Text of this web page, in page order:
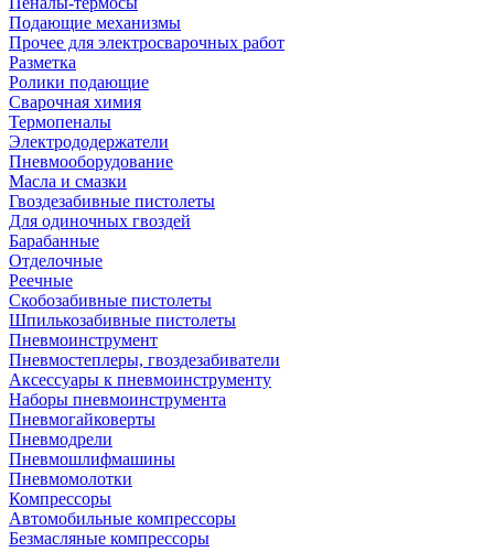
Подающие механизмы
Прочее для электросварочных работ
Разметка
Ролики подающие
Сварочная химия
Термопеналы
Электрододержатели
Пневмооборудование
Масла и смазки
Гвоздезабивные пистолеты
Для одиночных гвоздей
Барабанные
Отделочные
Реечные
Скобозабивные пистолеты
Шпилькозабивные пистолеты
Пневмоинструмент
Пневмостеплеры, гвоздезабиватели
Аксессуары к пневмоинструменту
Наборы пневмоинструмента
Пневмогайковерты
Пневмодрели
Пневмошлифмашины
Пневмомолотки
Компрессоры
Автомобильные компрессоры
Безмасляные компрессоры